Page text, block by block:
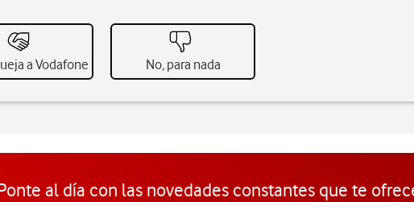
a Vodafone No, para nada
al día con las novedades constantes que te